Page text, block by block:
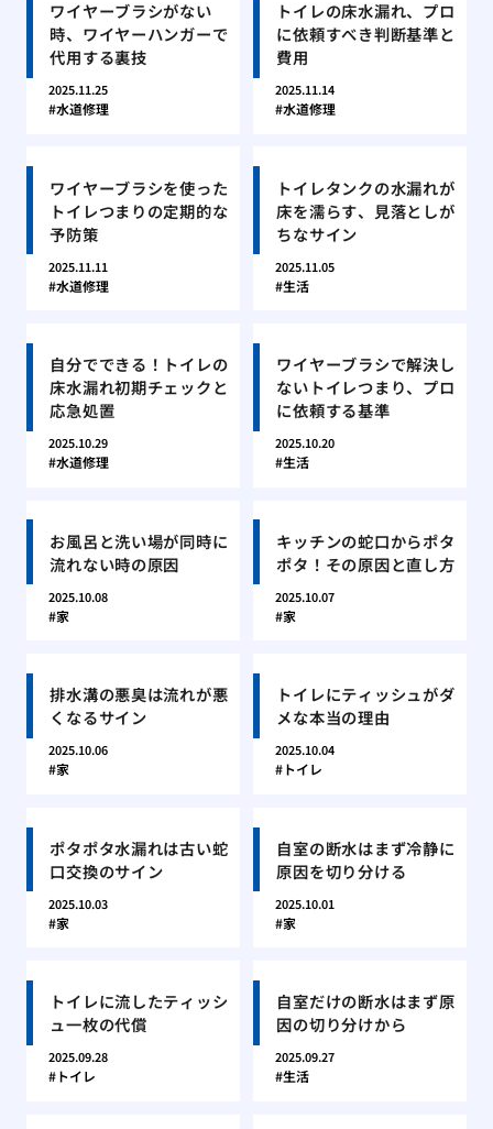
ワイヤーブラシがない
時、ワイヤーハンガーで
代用する裏技
2025.11.25
水道修理
トイレの床水漏れ、プロ
に依頼すべき判断基準と
費用
2025.11.14
水道修理
ワイヤーブラシを使った
トイレつまりの定期的な
予防策
2025.11.11
水道修理
トイレタンクの水漏れが
床を濡らす、見落としが
ちなサイン
2025.11.05
生活
自分でできる！トイレの
床水漏れ初期チェックと
応急処置
2025.10.29
水道修理
ワイヤーブラシで解決し
ないトイレつまり、プロ
に依頼する基準
2025.10.20
生活
お風呂と洗い場が同時に
流れない時の原因
2025.10.08
家
キッチンの蛇口からポタ
ポタ！その原因と直し方
2025.10.07
家
排水溝の悪臭は流れが悪
くなるサイン
2025.10.06
家
トイレにティッシュがダ
メな本当の理由
2025.10.04
トイレ
ポタポタ水漏れは古い蛇
口交換のサイン
2025.10.03
家
自室の断水はまず冷静に
原因を切り分ける
2025.10.01
家
トイレに流したティッシ
ュ一枚の代償
2025.09.28
トイレ
自室だけの断水はまず原
因の切り分けから
2025.09.27
生活